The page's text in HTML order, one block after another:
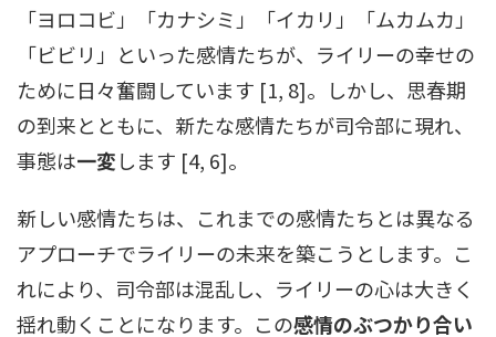
「ヨロコビ」「カナシミ」「イカリ」「ムカムカ」
「ビビリ」といった感情たちが、ライリーの幸せの
ために日々奮闘しています [1, 8]。しかし、思春期
の到来とともに、新たな感情たちが司令部に現れ、
事態は一変します [4, 6]。
新しい感情たちは、これまでの感情たちとは異なる
アプローチでライリーの未来を築こうとします。こ
れにより、司令部は混乱し、ライリーの心は大きく
揺れ動くことになります。この感情のぶつかり合い